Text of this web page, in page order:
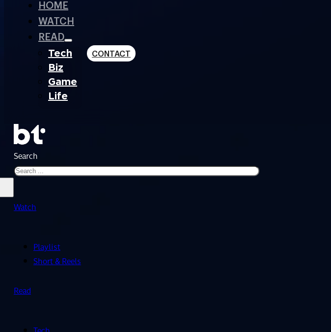
HOME
WATCH
READ
Tech
Biz
Game
Life
CONTACT
Search
Watch
Playlist
Short & Reels
Read